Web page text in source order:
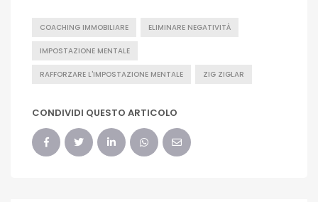
COACHING IMMOBILIARE ELIMINARE NEGATIVITÀ
IMPOSTAZIONE MENTALE
RAFFORZARE L'IMPOSTAZIONE MENTALE ZIG ZIGLAR
CONDIVIDI QUESTO ARTICOLO